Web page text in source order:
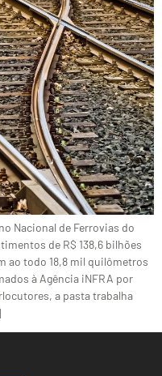
Nacional de Ferrovias do
de R$ 138,6 bilhões
ao todo 18,8 mil quilômetros
à Agência iNFRA por
a pasta trabalha